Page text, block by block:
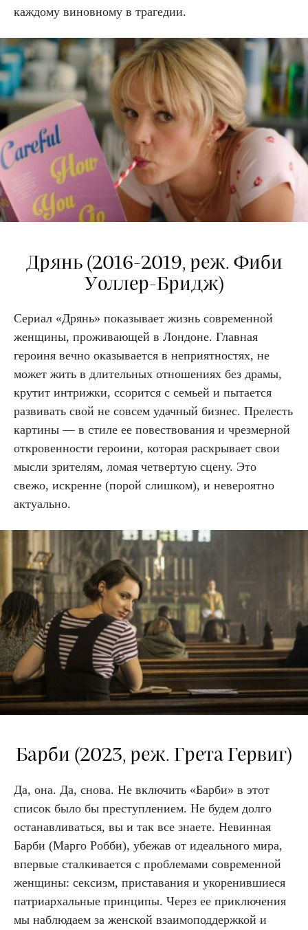
каждому виновному в трагедии.
Дрянь (2016-2019, реж. Фиби
Уоллер-Бридж)
Сериал «Дрянь» показывает жизнь современной
женщины, проживающей в Лондоне. Главная
героиня вечно оказывается в неприятностях, не
может жить в длительных отношениях без драмы,
крутит интрижки, ссорится с семьей и пытается
развивать свой не совсем удачный бизнес. Прелесть
картины — в стиле ее повествования и чрезмерной
откровенности героини, которая раскрывает свои
мысли зрителям, ломая четвертую сцену. Это
свежо, искренне (порой слишком), и невероятно
актуально.
Барби (2023, реж. Грета Гервиг)
Да, она. Да, снова. Не включить «Барби» в этот
список было бы преступлением. Не будем долго
останавливаться, вы и так все знаете. Невинная
Барби (Марго Робби), убежав от идеального мира,
впервые сталкивается с проблемами современной
женщины: сексизм, приставания и укоренившиеся
патриархальные принципы. Через ее приключения
мы наблюдаем за женской взаимоподдержкой и